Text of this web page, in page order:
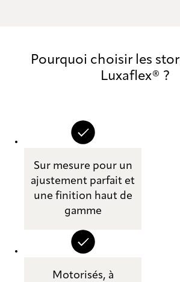
Pourquoi choisir les
Luxaflex® ?
Sur mesure pour un
ajustement parfait et
une finition haut de
gamme
Motorisés, à